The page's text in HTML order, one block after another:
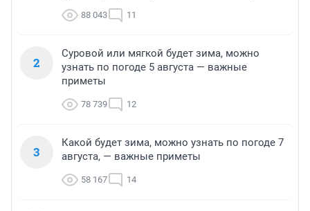
88 043 11
2
Суровой или мягкой будет зима, можно
узнать по погоде 5 августа — важные
приметы
78 739 12
3
Какой будет зима, можно узнать по погоде 7
августа, — важные приметы
58 167 14